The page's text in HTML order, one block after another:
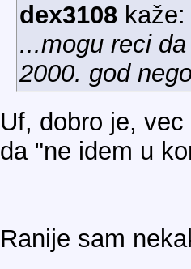
dex3108
...mogu reci
2000. god
Uf, dobro je,
da "ne idem u
Ranije sam